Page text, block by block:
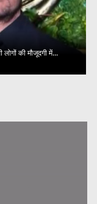
की मौजूदगी में...